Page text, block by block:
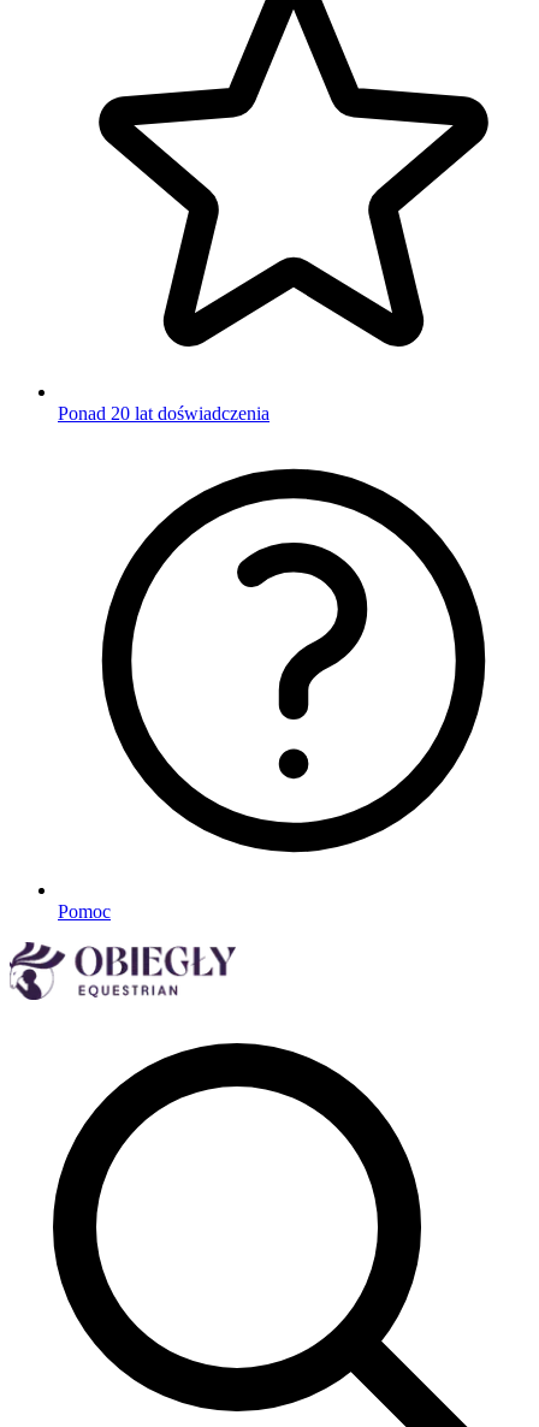
Ponad 20 lat doświadczenia
Pomoc